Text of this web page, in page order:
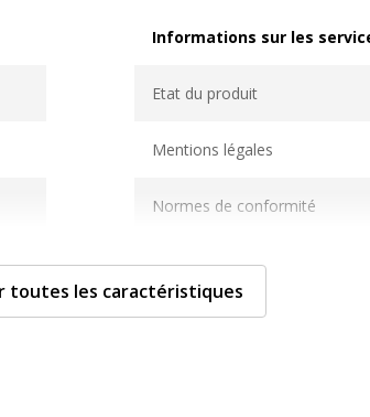
Informations sur les
Etat du produit
Mentions légales
Normes de conformité
Usage
toutes les caractéristiques